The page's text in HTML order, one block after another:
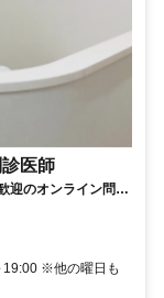
医師
迎のオンライン問診
19:00 ※他の曜日も